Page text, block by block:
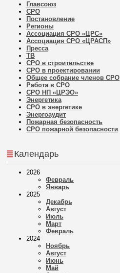
Главсоюз
СРО
Постановление
Регионы
Ассоциация СРО «ЦРС»
Ассоциация СРО «ЦРАСП»
Пресса
ТВ
СРО в строительстве
СРО в проектировании
Общее собрание членов СРО
Работа в СРО
СРО НП «ЦРЭО»
Энергетика
СРО в энергетике
Энергоаудит
Пожарная безопасность
СРО пожарной безопасности
Календарь
2026
Февраль
Январь
2025
Декабрь
Август
Июль
Март
Февраль
2024
Ноябрь
Август
Июнь
Май